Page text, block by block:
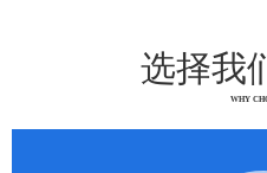
选择我
WHY